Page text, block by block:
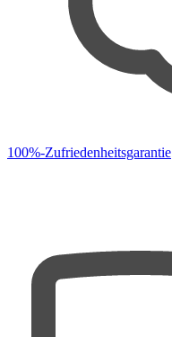
100%-Zufriedenheitsgarantie